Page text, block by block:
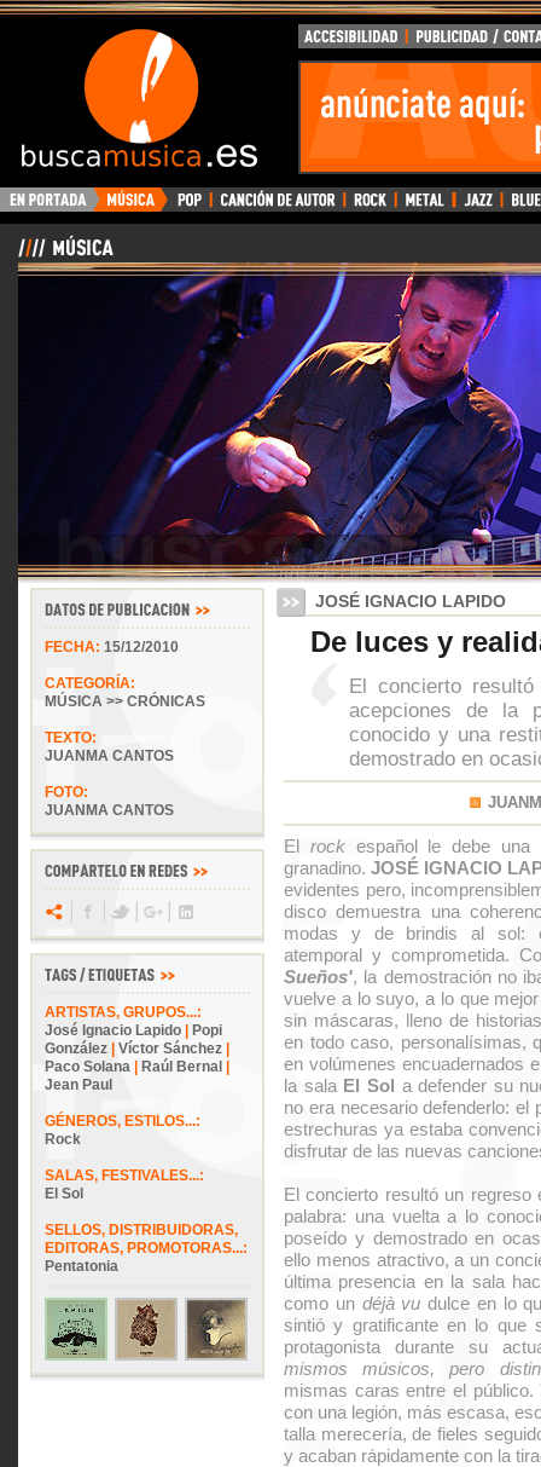
BuscaMusica.es
FECHA: 15/12/2010
CATEGORÍA:
MÚSICA >> CRÓNICAS
TEXTO:
JUANMA CANTOS
FOTO:
JUANMA CANTOS
ARTISTAS, GRUPOS...:
José Ignacio Lapido
Popi
González
Víctor Sánchez
Paco Solana
Raúl Bernal
Jean Paul
GÉNEROS, ESTILOS...:
Rock
SALAS, FESTIVALES...:
El Sol
SELLOS, DISTRIBUIDORAS,
EDITORAS, PROMOTORAS...:
Pentatonia
JOSÉ IGNACIO LAPIDO
De luces y
El concierto
acepciones de la
conocido y una
demostrado en
El rockespañol le debe una
granadino. JOSÉ IGNACIO
evidentes pero,
disco demuestra una
modas y de brindis al sol:
atemporal y comprometida.
Sueños', la demostración no
vuelve a lo suyo, a lo que
sin máscaras, lleno de
en todo caso, personalísimas,
en volúmenes encuadernados
la sala El Sol a defender su
no era necesario defenderlo: el
estrechuras ya estaba
disfrutar de las nuevas
El concierto resultó un
palabra: una vuelta a lo
poseído y demostrado en
ello menos atractivo, a un
última presencia en la sala
como un déjà vu dulce en lo
sintió y gratificante en lo que
protagonista durante su
mismos músicos, pero
mismas caras entre el
con una legión, más escasa,
talla merecería, de fieles
y acaban rápidamente con la